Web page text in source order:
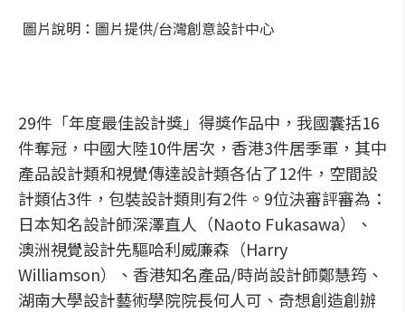
圖片說明：圖片提供/台灣創意設計中心
29件「年度最佳設計獎」得獎作品中，我國囊括16
件奪冠，中國大陸10件居次，香港3件居季軍，其中
產品設計類和視覺傳達設計類各佔了12件，空間設
計類佔3件，包裝設計類則有2件。9位決審評審為：
日本知名設計師深澤直人（Naoto Fukasawa）、
澳洲視覺設計先驅哈利威廉森（Harry
Williamson）、香港知名產品/時尚設計師鄭慧筠、
湖南大學設計藝術學院院長何人可、奇想創造創辦